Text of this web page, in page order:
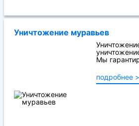
Уничтожение муравьев
Мы
подробнее